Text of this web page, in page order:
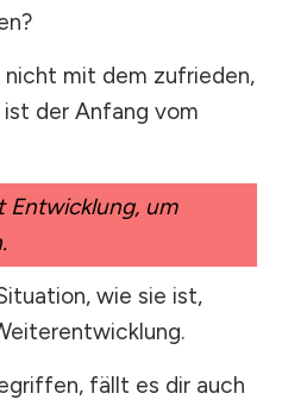
mit dem zufrieden,
der Anfang vom
Entwicklung, um
wie sie ist,
fällt es dir auch